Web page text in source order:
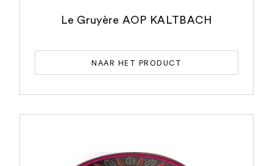
Le Gruyère AOP KALTBACH
NAAR HET PRODUCT